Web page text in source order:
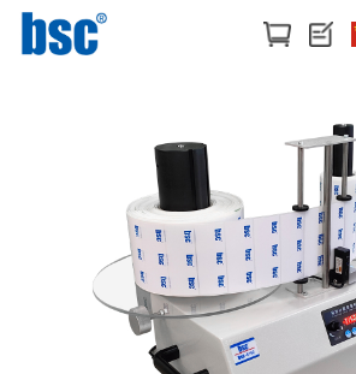
首页 > 产品中心